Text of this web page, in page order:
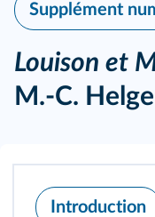
Supplément
Louison et
M.-C.
Introduction